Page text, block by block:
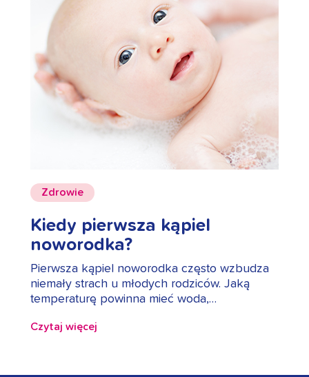
Zdrowie
Kiedy pierwsza kąpiel
noworodka?
Pierwsza kąpiel noworodka często wzbudza
niemały strach u młodych rodziców. Jaką
temperaturę powinna mieć woda,…
Czytaj więcej